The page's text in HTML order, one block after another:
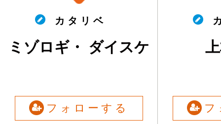
カ タ リ ベ
ミゾロギ・ ダイスケ
フォローする